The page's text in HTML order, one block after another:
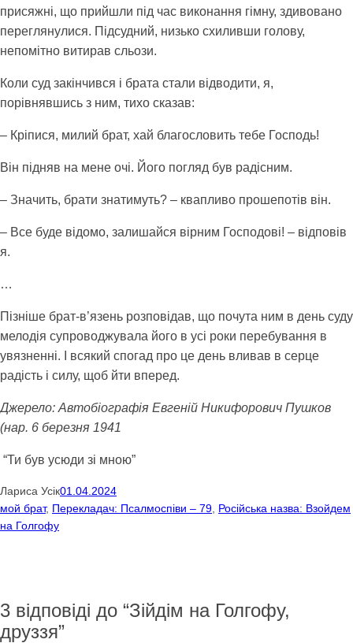
присяжні, що прийшли під час виконання гімну, здивовано
переглянулися. Підсудний, низько схиливши голову,
непомітно витирав сльози.
Коли суд закінчився і брата стали відводити, я,
порівнявшись з ним, тихо сказав:
– Кріпися, милий брат, хай благословить тебе Господь!
Він підняв на мене очі. Його погляд був радісним.
– Значить, брати знатимуть? – квапливо прошепотів він.
– Все буде відомо, залишайся вірним Господові! – відповів
я.
…
Пізніше брат-в’язень розповідав, що почута ним в день суду
мелодія супроводжувала його в усі роки перебування в
увязненні. І всякий спогад про це день вливав в серце
радість і силу, щоб йти вперед.
Джерело: Автобіографія Евгеній Никифорович Пушков
(нар. 6 березня 1941
“Ти був усюди зі мною”
Лариса Усік01.04.2024
мой брат, Перекладач: Псалмоспiви – 79 Російська назва: Взойдем
на Голгофу
3 відповіді до “Зійдім на Голгофу,
друззя”